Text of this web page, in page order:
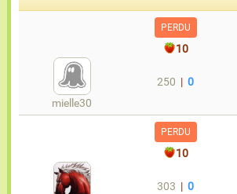
PERDU
10
mielle30
250 |0
PERDU
10
303 |0